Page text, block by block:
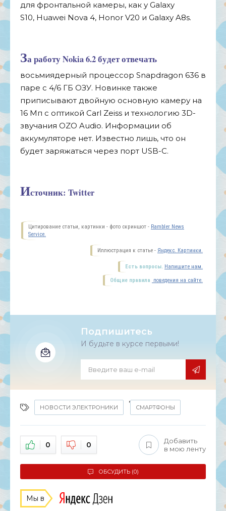
для фронтальной камеры, как у Galaxy
S10, Huawei Nova 4, Honor V20 и Galaxy A8s.
За работу Nokia 6.2 будет отвечать
восьмиядерный процессор Snapdragon 636 в
паре с 4/6 ГБ ОЗУ. Новинке также
приписывают двойную основную камеру на
16 Мп с оптикой Carl Zeiss и технологию 3D-
звучания OZO Audio. Информации об
аккумуляторе нет. Известно лишь, что он
будет заряжаться через порт USB-C.
Источник: Twitter
Цитирование статьи, картинки - фото скриншот - Rambler News
Service.
Иллюстрация к статье - Яндекс. Картинки.
Есть вопросы. Напишите нам.
Общие правила поведения на сайте.
Подпишитесь
И будьте в курсе первыми!
НОВОСТИ ЭЛЕКТРОНИКИ
,
СМАРТФОНЫ
0 0
Добавить
в мою ленту
ОБСУДИТЬ (0)
Мы в